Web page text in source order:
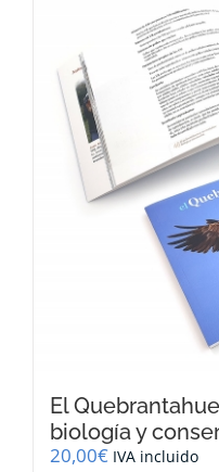
El
biología y
20,00€ IVA incluido